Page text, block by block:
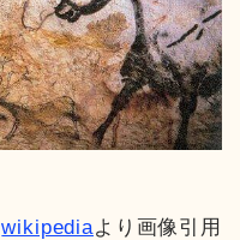
wikipediaより画像引用